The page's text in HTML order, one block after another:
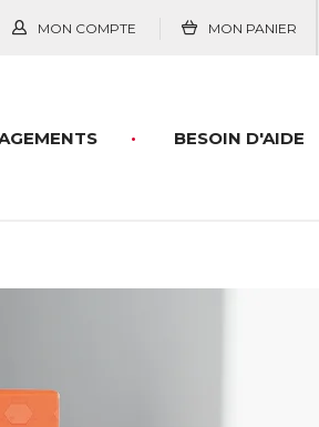
MON COMPTE MON PANIER
BESOIN D'AIDE